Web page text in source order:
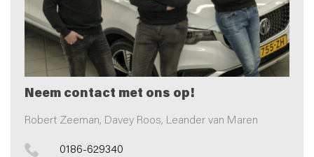
Neem contact met ons op!
Robert Zeeman, Davey Roos, Leander van Maren
0186-629340